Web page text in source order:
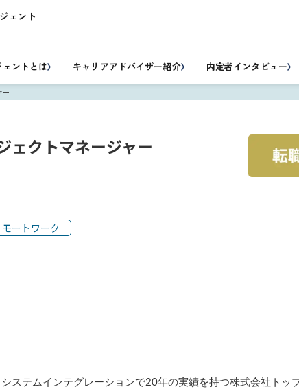
ェント
ントとは キャリアアドバイザー紹介 内定者インタビュー
ー
ェクトマネージャー
モートワーク
ステムインテグレーションで20年の実績を持つ株式会社トッ